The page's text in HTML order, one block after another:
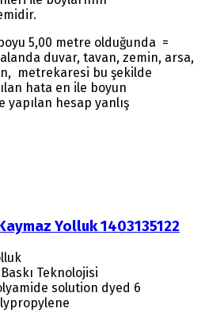
5,00 metre olduğunda =
duvar, tavan, zemin, arsa,
metrekaresi bu şekilde
hata en ile boyun
yapılan hesap yanlış
Yolluk 1403135122
Teknolojisi
solution dyed 6